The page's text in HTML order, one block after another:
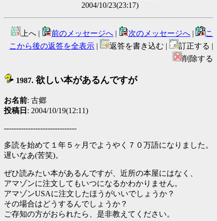
2004/10/23(23:17)
上へ | 前のメッセージへ | 次のメッセージへ |
こ
こから後の返答を全表示 | 返答を書き込む |
訂正する |
削除する
1987. 欲しい本があるんですが
お名前: 古郷
投稿日 : 2004/10/19(12:11)
------------------------------
多読を始めて１年５ヶ月でようやく７０万語になりました。
遅いなあ(苦笑)。
ぜひ読みたい本があるんですが、近所の本屋にはなく、
アマゾンに注文してもいつになるかわかりません。
アマゾンUSAに注文したほうがいいでしょうか？
その場合はどうするんでしょうか？
ご存知の方がおられたら、是非教えてください。